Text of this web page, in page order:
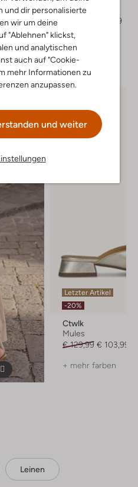
und dir personalisierte
wir um deine
"Ablehnen" klickst,
und analytischen
auch auf "Cookie-
mehr Informationen zu
anzupassen.
und weiter
Mules
€ 89,99
Letzter Artikel
-20%
Ctwlk
Mules
€ 129,99 € 103,99
+ mehr farben
Leinen